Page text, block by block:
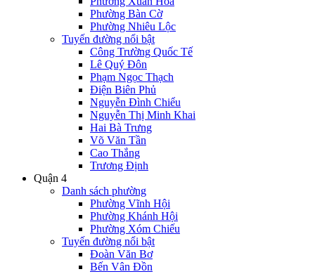
Phường Bàn Cờ
Phường Nhiêu Lộc
Tuyến đường nổi bật
Công Trường Quốc Tế
Lê Quý Đôn
Phạm Ngọc Thạch
Điện Biên Phủ
Nguyễn Đình Chiểu
Nguyễn Thị Minh Khai
Hai Bà Trưng
Võ Văn Tần
Cao Thắng
Trương Định
Quận 4
Danh sách phường
Phường Vĩnh Hội
Phường Khánh Hội
Phường Xóm Chiếu
Tuyến đường nổi bật
Đoàn Văn Bơ
Bến Vân Đồn